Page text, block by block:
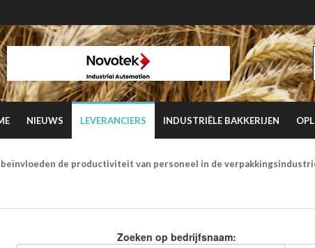
NIEUWS LEVERANCIERS INDUSTRIËLE BAKKERIJEN
de productiviteit van personeel in de
Zoeken op bedrijfsnaam: